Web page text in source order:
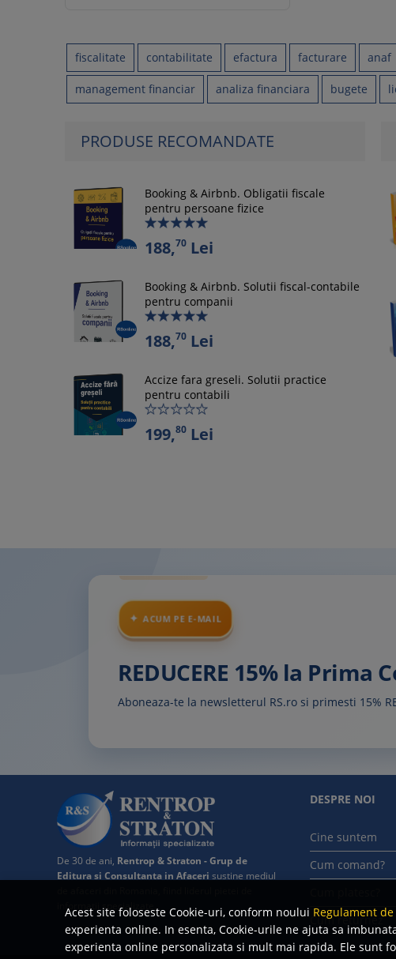
Acest site foloseste Cookie-uri, conform noului Regulament de
experienta online. In esenta, Cookie-urile ne ajuta sa
experienta online personalizata si mult mai rapida. Ele sunt
fiscalitate contabilitate efactura facturare anaf
management financiar analiza financiara bugete
PRODUSE RECOMANDATE
Booking & Airbnb. Obligatii fiscale
pentru persoane fizice
188,70 Lei
Booking & Airbnb. Solutii fiscal-contabile
pentru companii
188,70 Lei
Accize fara greseli. Solutii practice
pentru contabili
199,80 Lei
ACUM PE E-MAIL
REDUCERE 15% la Prima
Aboneaza-te la newsletterul RS.ro si primesti 15%
De 30 de ani, Rentrop & Straton - Grup de
Editura si Consultanta in Afaceri sustine mediul
informatii specializate.
DESPRE NOI
Cine suntem
Cum comand?
Cum returnez